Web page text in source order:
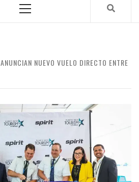
Menu
ANUNCIAN NUEVO VUELO DIRECTO ENTRE